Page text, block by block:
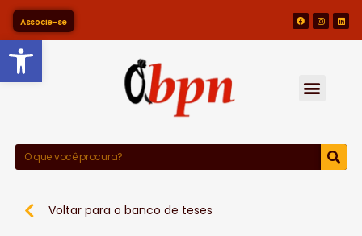
Barra de Ferramentas
Associe-se
Voltar para o banco de teses